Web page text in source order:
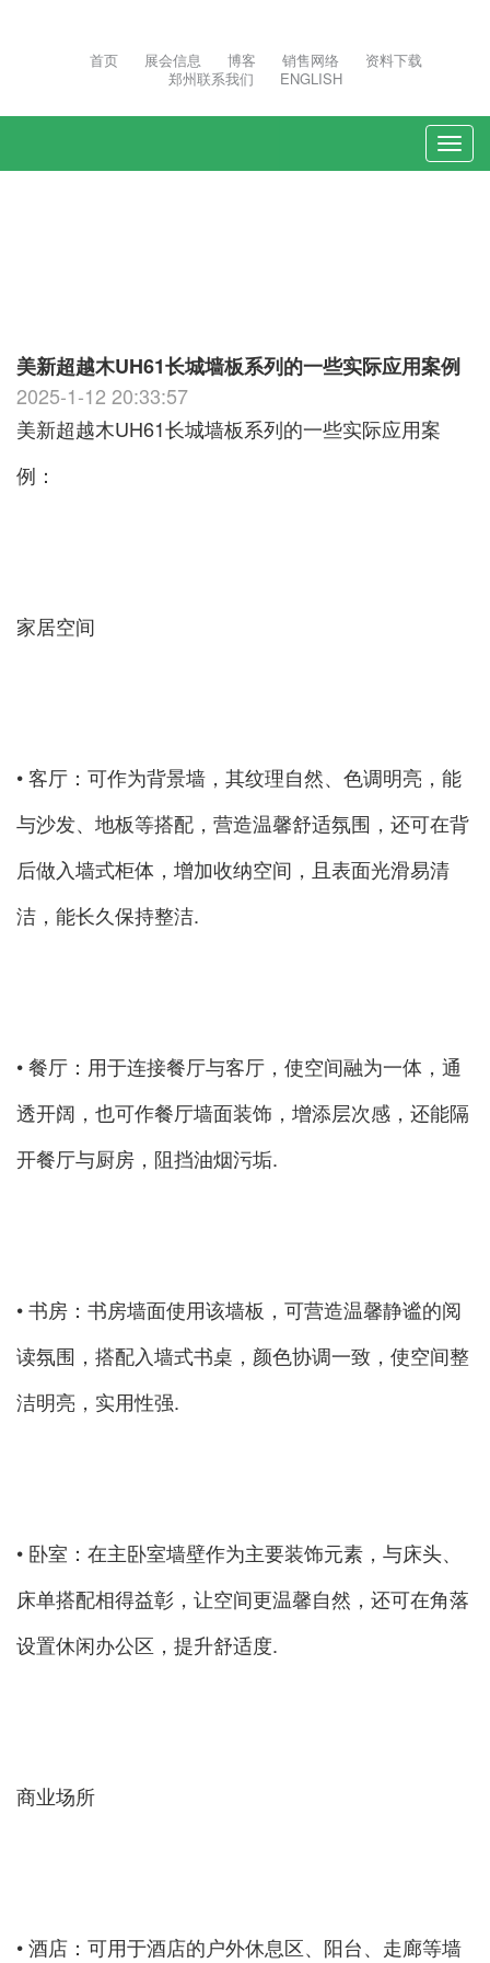
首页 展会信息 博客 销售网络
资料下载
郑州联系我们
ENGLISH
美新超越木UH61长城墙板系列的一些实际应用案例
2025-1-12 20:33:57
美新超越木UH61长城墙板系列的一些实际应用案
例：
家居空间
• 客厅：可作为背景墙，其纹理自然、色调明亮，能
与沙发、地板等搭配，营造温馨舒适氛围，还可在背
后做入墙式柜体，增加收纳空间，且表面光滑易清
洁，能长久保持整洁.
• 餐厅：用于连接餐厅与客厅，使空间融为一体，通
透开阔，也可作餐厅墙面装饰，增添层次感，还能隔
开餐厅与厨房，阻挡油烟污垢.
• 书房：书房墙面使用该墙板，可营造温馨静谧的阅
读氛围，搭配入墙式书桌，颜色协调一致，使空间整
洁明亮，实用性强.
• 卧室：在主卧室墙壁作为主要装饰元素，与床头、
床单搭配相得益彰，让空间更温馨自然，还可在角落
设置休闲办公区，提升舒适度.
商业场所
• 酒店：可用于酒店的户外休息区、阳台、走廊等墙